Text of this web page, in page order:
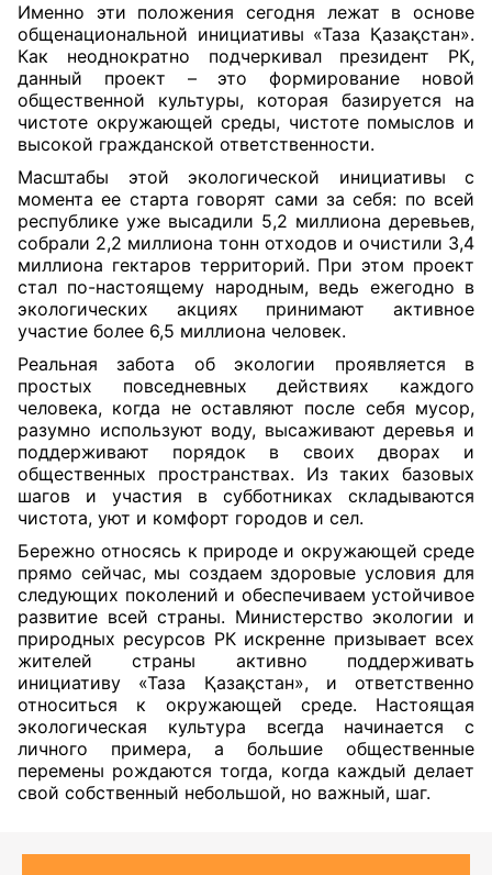
Именно эти положения сегодня лежат в основе
общенациональной инициативы «Таза Қазақстан».
Как неоднократно подчеркивал президент РК,
данный проект – это формирование новой
общественной культуры, которая базируется на
чистоте окружающей среды, чистоте помыслов и
высокой гражданской ответственности.
Масштабы этой экологической инициативы с
момента ее старта говорят сами за себя: по всей
республике уже высадили 5,2 миллиона деревьев,
собрали 2,2 миллиона тонн отходов и очистили 3,4
миллиона гектаров территорий. При этом проект
стал по-настоящему народным, ведь ежегодно в
экологических акциях принимают активное
участие более 6,5 миллиона человек.
Реальная забота об экологии проявляется в
простых повседневных действиях каждого
человека, когда не оставляют после себя мусор,
разумно используют воду, высаживают деревья и
поддерживают порядок в своих дворах и
общественных пространствах. Из таких базовых
шагов и участия в субботниках складываются
чистота, уют и комфорт городов и сел.
Бережно относясь к природе и окружающей среде
прямо сейчас, мы создаем здоровые условия для
следующих поколений и обеспечиваем устойчивое
развитие всей страны. Министерство экологии и
природных ресурсов РК искренне призывает всех
жителей страны активно поддерживать
инициативу «Таза Қазақстан», и ответственно
относиться к окружающей среде. Настоящая
экологическая культура всегда начинается с
личного примера, а большие общественные
перемены рождаются тогда, когда каждый делает
свой собственный небольшой, но важный, шаг.